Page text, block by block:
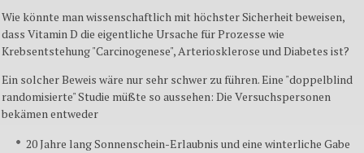
Wie könnte man wissenschaftlich mit höchster Sicherheit beweisen,
dass Vitamin D die eigentliche Ursache für Prozesse wie
Krebsentstehung "Carcinogenese", Arteriosklerose und Diabetes ist?
Ein solcher Beweis wäre nur sehr schwer zu führen. Eine "doppelblind
randomisierte" Studie müßte so aussehen: Die Versuchspersonen
bekämen entweder
20 Jahre lang Sonnenschein-Erlaubnis und eine winterliche Gabe